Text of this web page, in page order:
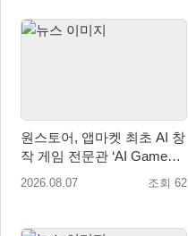
원스토어, 앱마켓 최초 AI 창
작 게임 전문관 ‘AI Games’
오픈
2026.08.07 조회 62